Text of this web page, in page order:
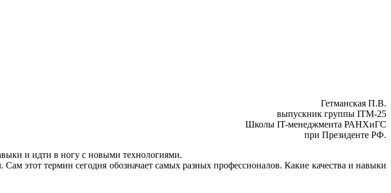
Гетманская П.В.
выпускник группы ITM-25
Школы IT-менеджмента РАНХиГС
при Президенте РФ.
и идти в ногу с новыми технологиями.
этот термин сегодня обозначает самых разных профессионалов. Какие качества и навыки